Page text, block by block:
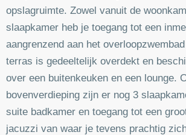
opslagruimte. Zowel vanuit de
slaapkamer heb je toegang tot een
aangrenzend aan het
terras is gedeeltelijk overdekt en
over een buitenkeuken en een lounge.
bovenverdieping zijn er nog 3
suite badkamer en toegang tot een
jacuzzi van waar je tevens prachtig